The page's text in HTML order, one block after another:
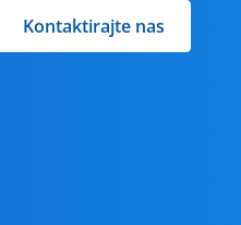
Kontaktirajte nas